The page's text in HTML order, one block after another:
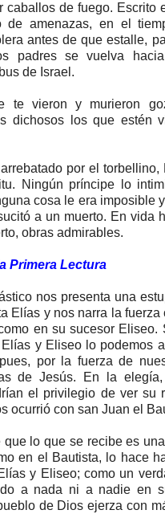
caballos de fuego. Escrito
de amenazas, en el
antes de que estalle,
padres se vuelva
de Israel.
te vieron y murieron
dichosos los que estén
por el torbellino,
Ningún príncipe lo
cosa le era imposible
a un muerto. En vida
obras admirables.
Primera Lectura
nos presenta una
Elías y nos narra la fuerza
en su sucesor Eliseo.
y Eliseo lo podemos
por la fuerza de
de Jesús. En la
el privilegio de ver su
ocurrió con san Juan el
que lo que se recibe es
en el Bautista, lo hace
y Eliseo; como un
a nada ni a nadie en
de Dios ejerza con